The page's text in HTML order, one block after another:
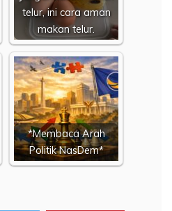
telur, ini cara aman
makan telur.
*Membaca Arah
Politik NasDem*